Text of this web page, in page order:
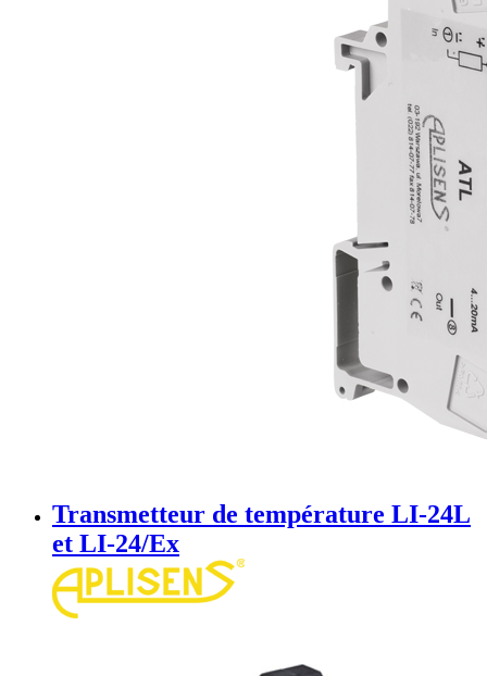
Transmetteur de température LI-24L
et LI-24/Ex